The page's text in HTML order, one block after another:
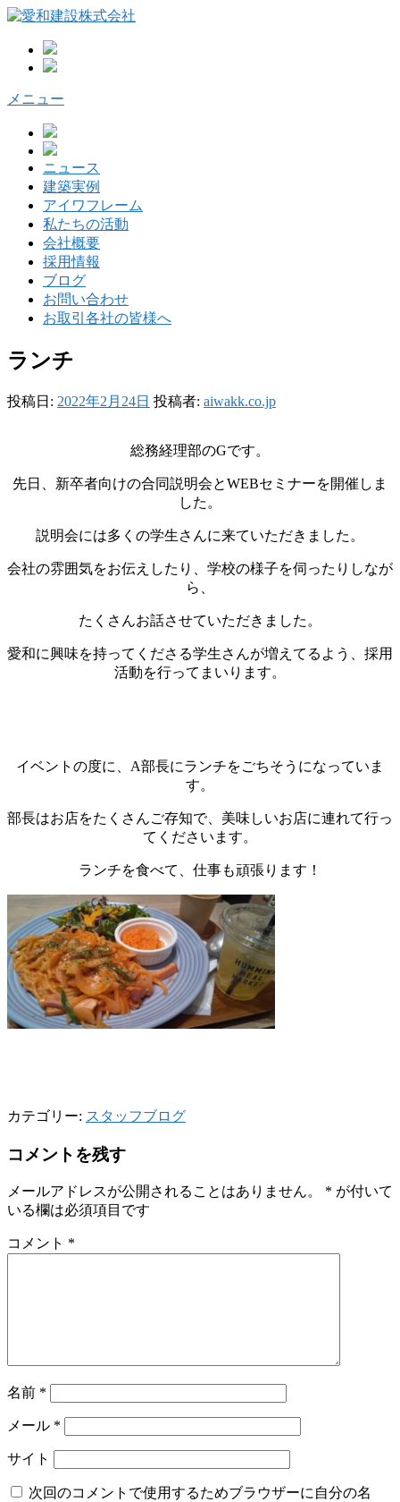
コ
へ
メニュー
ニュース
建築実例
アイワフレーム
私たちの活動
会社概要
採用情報
ブログ
お問い合わせ
お取引各社の皆様へ
ランチ
投稿日: 2022年2月24日 投稿者: aiwakk.co.jp
総務経理部のGです。
先日、新卒者向けの合同説明会とWEBセミナーを開催しま
した。
説明会には多くの学生さんに来ていただきました。
会社の雰囲気をお伝えしたり、学校の様子を伺ったりしなが
ら、
たくさんお話させていただきました。
愛和に興味を持ってくださる学生さんが増えてるよう、採用
活動を行ってまいります。
イベントの度に、A部長にランチをごちそうになっていま
す。
部長はお店をたくさんご存知で、美味しいお店に連れて行っ
てくださいます。
ランチを食べて、仕事も頑張ります！
カテゴリー: スタッフブログ
コメントを残す
メールアドレスが公開されることはありません。 * が付いて
いる欄は必須項目です
コメント *
名前 *
メール *
サイト
次回のコメントで使用するためブラウザーに自分の名